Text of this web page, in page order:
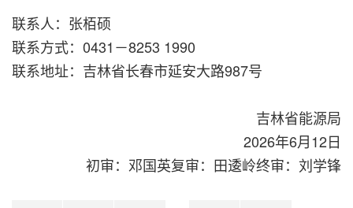
联系人：张栢硕
联系方式：0431－8253 1990
联系地址：吉林省长春市延安大路987号
吉林省能源局
2026年6月12日
初审：邓国英复审：田逶岭终审：刘学锋